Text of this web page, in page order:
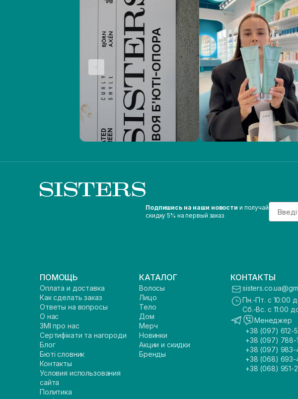
Подпишись на наши новости и получай
скидку 5% на первый заказ
Email
ПОМОЩЬ
Оплата и доставка
Как сделать заказ
Ответы на вопросы
О нас
ЗМІ про нас
Сертифікати та нагороди
Блог
Бюті словник
Контакты
Условия использования
сайта
Политика
КАТАЛОГ
Волосы
Лицо
Тело
Дом
Мерч
Новинки
Акции и скидки
Бренды
КОНТАКТЫ
Пн.-Пт. с 10:00
Сб.-Вс. с 11:00
Менеджер
+38 (097) 612-
+38 (097) 788-
+38 (097) 983-
+38 (068) 693-
+38 (068) 951-